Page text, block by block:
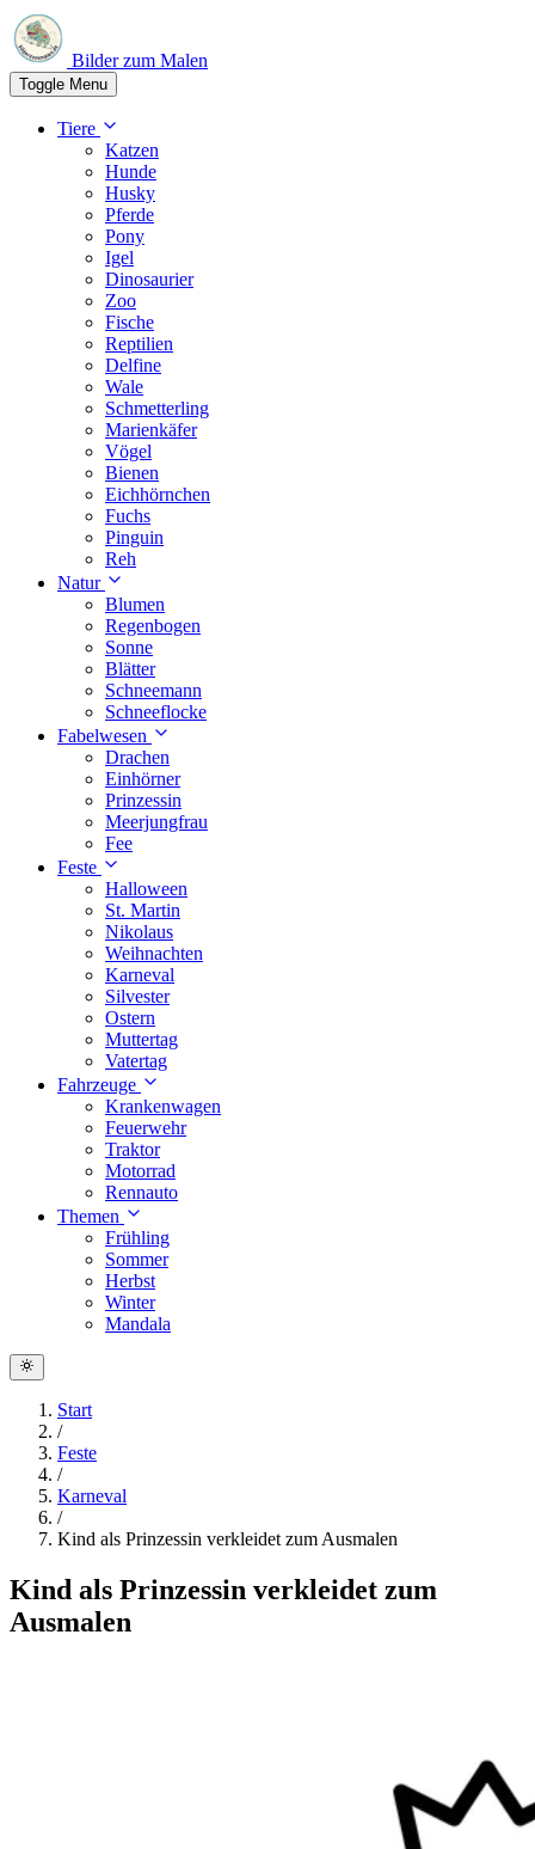
Bilder zum Malen
Toggle Menu
Tiere
Katzen
Hunde
Husky
Pferde
Pony
Igel
Dinosaurier
Zoo
Fische
Reptilien
Delfine
Wale
Schmetterling
Marienkäfer
Vögel
Bienen
Eichhörnchen
Fuchs
Pinguin
Reh
Natur
Blumen
Regenbogen
Sonne
Blätter
Schneemann
Schneeflocke
Fabelwesen
Drachen
Einhörner
Prinzessin
Meerjungfrau
Fee
Feste
Halloween
St. Martin
Nikolaus
Weihnachten
Karneval
Silvester
Ostern
Muttertag
Vatertag
Fahrzeuge
Krankenwagen
Feuerwehr
Traktor
Motorrad
Rennauto
Themen
Frühling
Sommer
Herbst
Winter
Mandala
Start
/
Feste
/
Karneval
/
Kind als Prinzessin verkleidet zum Ausmalen
Kind als Prinzessin verkleidet zum
Ausmalen